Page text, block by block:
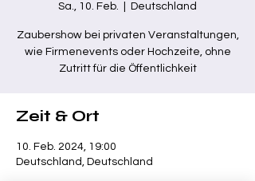
Sa., 10. Feb. Deutschland
Zaubershow bei privaten Veranstaltungen,
wie Firmenevents oder Hochzeite, ohne
Zutritt für die Öffentlichkeit
Zeit & Ort
10. Feb. 2024, 19:00
Deutschland, Deutschland